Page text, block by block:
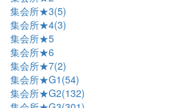
集会所★3(5)
集会所★4(3)
集会所★5
集会所★6
集会所★7(2)
集会所★G1(54)
集会所★G2(132)